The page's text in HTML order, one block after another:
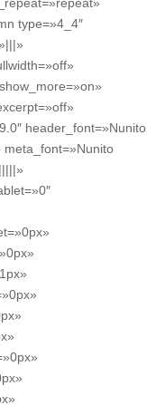
type=»4_4″
header_font=»Nunito